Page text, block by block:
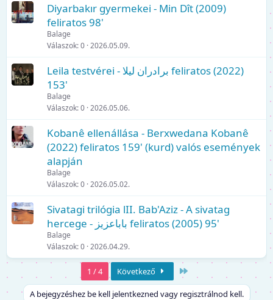
Diyarbakır gyermekei - Min Dît (2009)
feliratos 98'
Balage
Válaszok 0 2026.05.09.
Leila testvérei - برادران لیلا feliratos (2022)
153'
Balage
Válaszok 0 2026.05.06.
Kobanê ellenállása - Berxwedana Kobanê
(2022) feliratos 159' (kurd) valós események
alapján
Balage
Válaszok 0 2026.05.02.
Sivatagi trilógia lII. Bab'Aziz - A sivatag
hercege - باباعزیز feliratos (2005) 95'
Balage
Válaszok 0 2026.04.29.
1 / 4 Következő
A bejegyzéshez be kell jelentkezned vagy regisztrálnod kell.